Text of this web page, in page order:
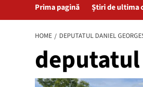
Prima pagină Știri de ultima
HOME DEPUTATUL DANIEL
deputatul